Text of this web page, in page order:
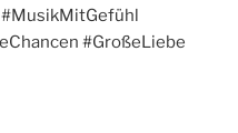
#GroßeLiebe